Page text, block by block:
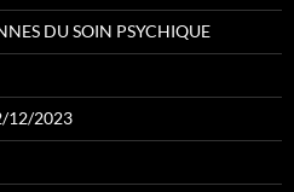
DU SOIN PSYCHIQUE
12/2023